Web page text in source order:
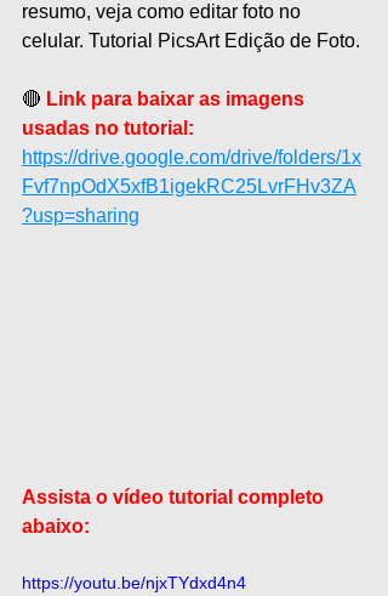
resumo, veja como editar foto no
celular. Tutorial PicsArt Edição de Foto.
🔴 Link para baixar as imagens
usadas no tutorial:
https://drive.google.com/drive/folders/1x
Fvf7npOdX5xfB1igekRC25LvrFHv3ZA
?usp=sharing
Assista o vídeo tutorial completo
abaixo:
https://youtu.be/njxTYdxd4n4